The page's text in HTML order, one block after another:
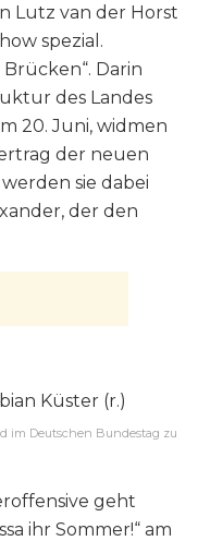
Lutz van der Horst
spezial.
Darin
des Landes
20. Juni, widmen
der neuen
sie dabei
der den
im Deutschen Bundestag zu
geht
ihr Sommer!“ am